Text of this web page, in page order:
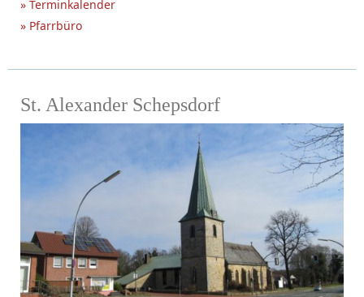
» Terminkalender
» Pfarrbüro
St. Alexander Schepsdorf